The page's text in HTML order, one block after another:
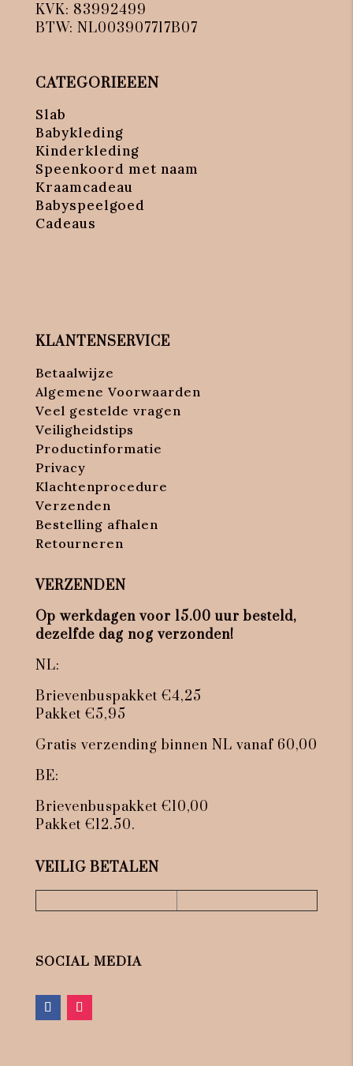
KVK: 83992499
BTW: NL003907717B07
CATEGORIEEEN
Slab
Babykleding
Kinderkleding
Speenkoord met naam
Kraamcadeau
Babyspeelgoed
Cadeaus
KLANTENSERVICE
Betaalwijze
Algemene Voorwaarden
Veel gestelde vragen
Veiligheidstips
Productinformatie
Privacy
Klachtenprocedure
Verzenden
Bestelling afhalen
Retourneren
VERZENDEN
Op werkdagen voor 15.00 uur besteld,
dezelfde dag nog verzonden!
NL:
Brievenbuspakket €4,25
Pakket €5,95
Gratis verzending binnen NL vanaf 60,00
BE:
Brievenbuspakket €10,00
Pakket €12.50.
VEILIG BETALEN
SOCIAL MEDIA